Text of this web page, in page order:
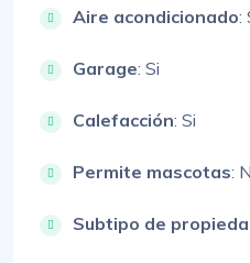
Aire acondicionado:
Garage: Si
Calefacción: Si
Permite mascotas:
Subtipo de